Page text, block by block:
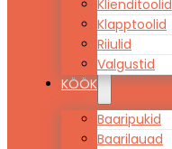
Klienditoolid
Klapptoolid
Riiulid
Valgustid
KÖÖK
Baaripukid
Baarilauad